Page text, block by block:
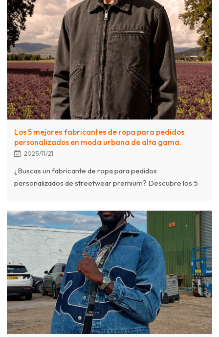
colaboración creativa para hacer realidad sus visiones.
Los 5 mejores fabricantes de ropa para pedidos
personalizados en moda urbana de alta gama.
2025/11/21
¿Buscas un fabricante de ropa para pedidos
personalizados de streetwear premium? Descubre los 5
complejas para marcas de streetwear de lujo.